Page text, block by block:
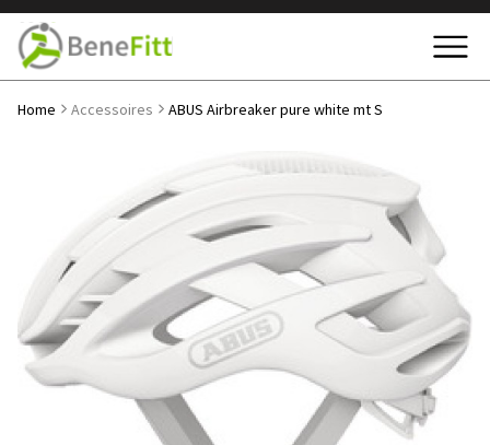
Home Accessoires ABUS Airbreaker pure white mt S